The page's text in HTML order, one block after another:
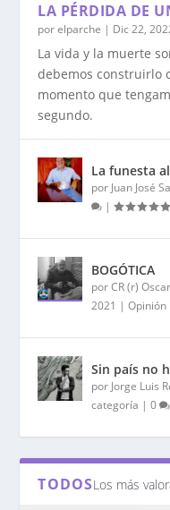
TÉMALE AL
RESCATEMOS A
SIEMPRE POBRES
PAZ SIN
LA PAZ CON
LA PÉRDIDA DE
porelparche | Dic 22,
La vida y la muerte
debemos construirlo
momento que
segundo.
La funesta
por Juan José
|
BOGÓTICA
porCR (r)
2021 |Opinión
Sin país no
por Jorge Luis
categoría |0
TODOSLos más